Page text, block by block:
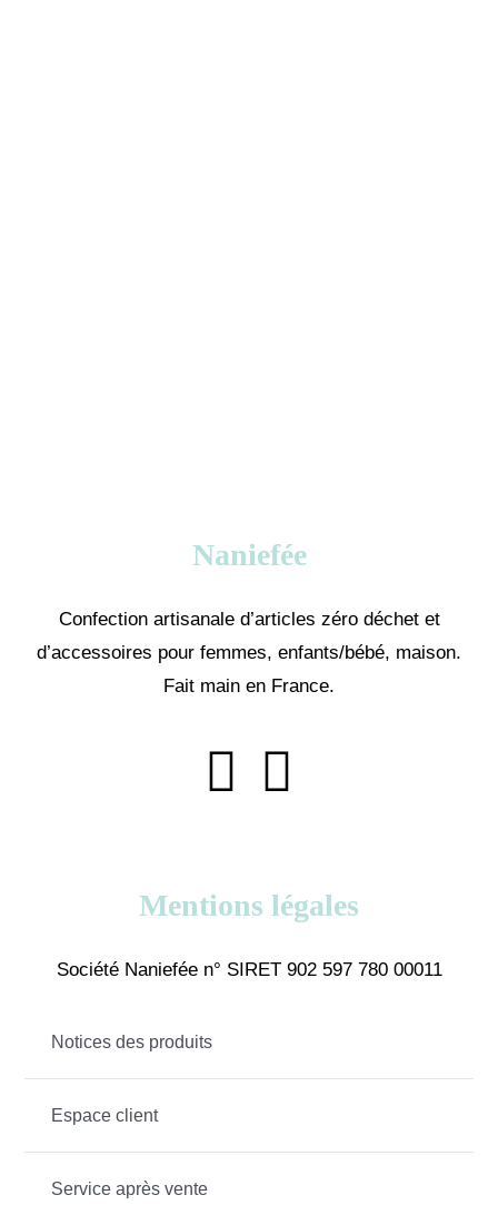
Naniefée
Confection artisanale d’articles zéro déchet et
d’accessoires pour femmes, enfants/bébé, maison.
Fait main en France.
Mentions légales
Société Naniefée n° SIRET 902 597 780 00011
Notices des produits
Espace client
Service après vente